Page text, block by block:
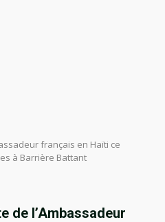
français en Haïti ce
à Barrière Battant
de l’Ambassadeur